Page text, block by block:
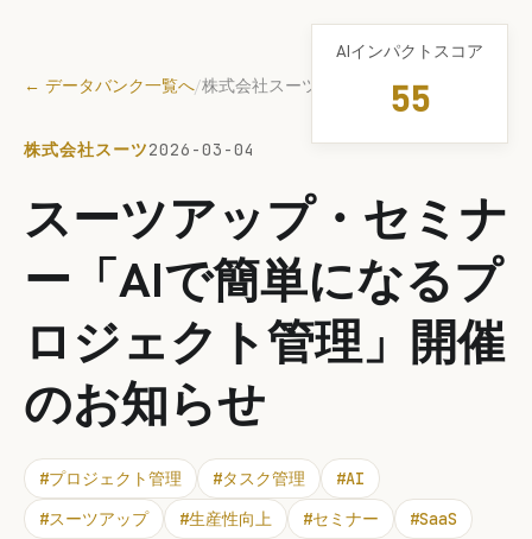
← データバンク一覧へ/株式会社スーツ
株式会社スーツ2026-03-04
スーツアップ・セミナ
ー「AIで簡単になるプ
ロジェクト管理」開催
のお知らせ
#プロジェクト管理 #タスク管理 #AI
#スーツアップ #生産性向上 #セミナー #SaaS
AIインパクトスコア
55